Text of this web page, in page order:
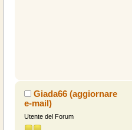
Giada66 (aggiornare
e-mail)
Utente del Forum